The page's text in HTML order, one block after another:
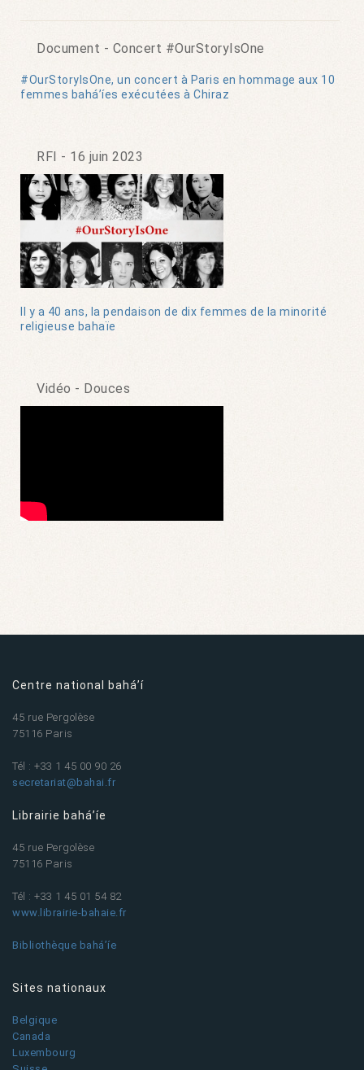
Document - Concert #OurStoryIsOne
#OurStoryIsOne, un concert à Paris en hommage aux 10
femmes bahá’íes exécutées à Chiraz
RFI - 16 juin 2023
Il y a 40 ans, la pendaison de dix femmes de la minorité
religieuse bahaïe
Vidéo - Douces
Centre national bahá’í
45 rue Pergolèse
75116 Paris
Tél : +33 1 45 00 90 26
secretariat@bahai.fr
Librairie bahá’íe
45 rue Pergolèse
75116 Paris
Tél : +33 1 45 01 54 82
www.librairie-bahaie.fr
Bibliothèque bahá’íe
Sites nationaux
Belgique
Canada
Luxembourg